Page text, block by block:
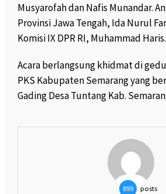
Musyarofah dan Nafis Munandar.
Provinsi Jawa Tengah, Ida Nurul
Komisi IX DPR RI, Muhammad Haris.
Acara berlangsung khidmat di
PKS Kabupaten Semarang yang
Gading Desa Tuntang Kab.
899 posts